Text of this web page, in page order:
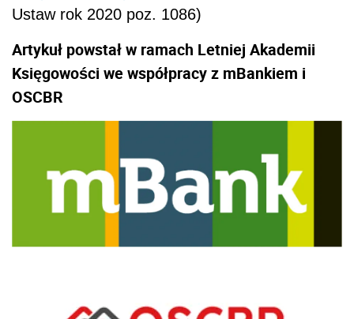
Ustaw rok 2020 poz. 1086)
Artykuł powstał w ramach Letniej Akademii
Księgowości we współpracy z mBankiem i
OSCBR